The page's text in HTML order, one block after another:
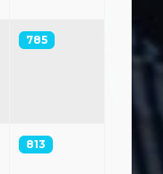
785
813